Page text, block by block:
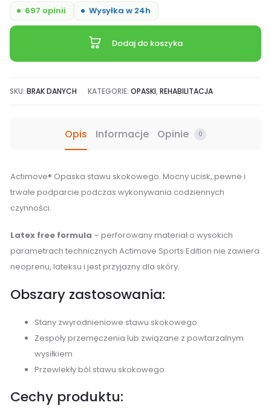
697 opinii Wysyłka w 24h
skokowego
bólowe
Dodaj do koszyka
SKU:BRAK DANYCH KATEGORIE:OPASKI,REHABILITACJA
Opis Informacje Opinie 0
Actimove® Opaska stawu skokowego. Mocny ucisk, pewne i
trwałe podparcie podczas wykonywania codziennych
czynności.
Latex free formula – perforowany materiał o wysokich
parametrach technicznych Actimove Sports Edition nie zawiera
neoprenu, lateksu i jest przyjazny dla skóry.
Obszary zastosowania:
Stany zwyrodnieniowe stawu skokowego
Zespoły przemęczenia lub związane z powtarzalnym
wysiłkiem
Przewlekły ból stawu skokowego
Cechy produktu: